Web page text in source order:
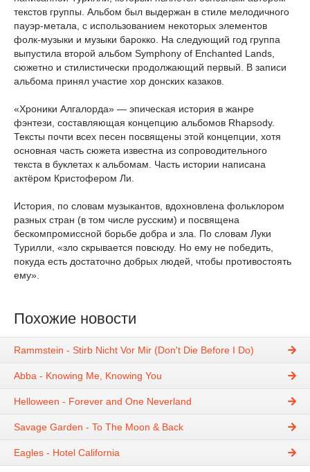
текстов группы. Альбом был выдержан в стиле мелодичного
пауэр-метала, с использованием некоторых элементов
фолк-музыки и музыки барокко. На следующий год группа
выпустила второй альбом Symphony of Enchanted Lands,
сюжетно и стилистически продолжающий первый. В записи
альбома принял участие хор донских казаков.
«Хроники Алгалорда» — эпическая история в жанре
фэнтези, составляющая концепцию альбомов Rhapsody.
Тексты почти всех песен посвящены этой концепции, хотя
основная часть сюжета известна из сопроводительного
текста в буклетах к альбомам. Часть истории написана
актёром Кристофером Ли.
История, по словам музыкантов, вдохновлена фольклором
разных стран (в том числе русским) и посвящена
бескомпромиссной борьбе добра и зла. По словам Луки
Турилли, «зло скрывается повсюду. Но ему не победить,
покуда есть достаточно добрых людей, чтобы противостоять
ему».
Похожие новости
Rammstein - Stirb Nicht Vor Mir (Don't Die Before I Do)
Abba - Knowing Me, Knowing You
Helloween - Forever and One Neverland
Savage Garden - To The Moon & Back
Eagles - Hotel California